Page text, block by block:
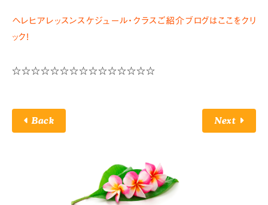
ヘレヒアレッスンスケジュール・クラスご紹介ブログはここをクリ
ック!
☆☆☆☆☆☆☆☆☆☆☆☆☆☆☆
Back Next